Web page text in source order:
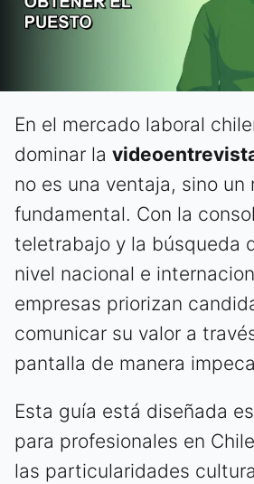
En el mercado laboral
dominar la
no es una ventaja, sino un
fundamental. Con la
teletrabajo y la búsqueda
nivel nacional e
empresas priorizan
comunicar su valor a
pantalla de manera
Esta guía está diseñada
para profesionales en
las particularidades